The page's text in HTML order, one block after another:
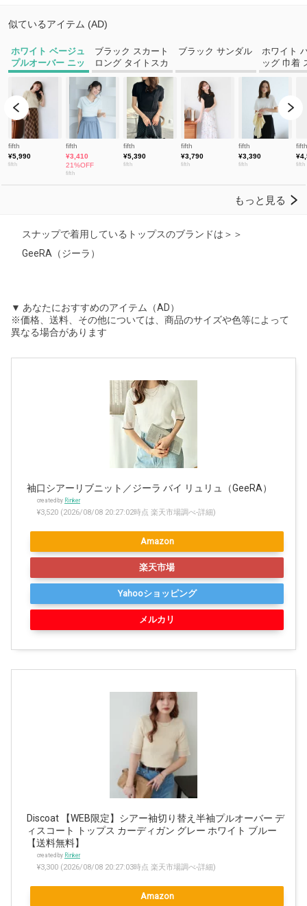
スナップで着用しているトップスのブランドは＞＞
GeeRA（ジーラ）
▼ あなたにおすすめのアイテム（AD）
※価格、送料、その他については、商品のサイズや色等によって
異なる場合があります
袖口シアーリブニット／ジーラ バイ リュリュ（GeeRA）
created by Rinker
¥3,520 (2026/08/08 20:27:02時点 楽天市場調べ-詳細)
Amazon
楽天市場
Yahooショッピング
メルカリ
Discoat 【WEB限定】シアー袖切り替え半袖プルオーバー デ
ィスコート トップス カーディガン グレー ホワイト ブルー
【送料無料】
created by Rinker
¥3,300 (2026/08/08 20:27:03時点 楽天市場調べ-詳細)
Amazon